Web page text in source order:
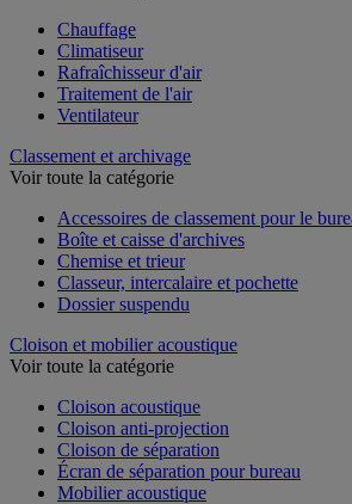
Chauffage
Climatiseur
Rafraîchisseur d'air
Traitement de l'air
Ventilateur
Classement et archivage
Voir toute la catégorie
Accessoires de classement pour le
Boîte et caisse d'archives
Chemise et trieur
Classeur, intercalaire et pochette
Dossier suspendu
Cloison et mobilier acoustique
Voir toute la catégorie
Cloison acoustique
Cloison anti-projection
Cloison de séparation
Écran de séparation pour bureau
Mobilier acoustique